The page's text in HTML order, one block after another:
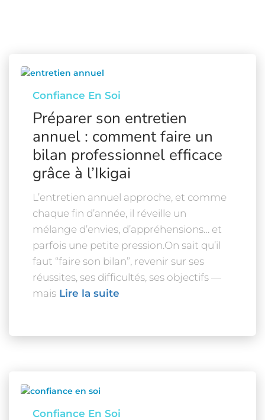
Confiance En Soi
Préparer son entretien
annuel : comment faire un
bilan professionnel efficace
grâce à l’Ikigai
L’entretien annuel approche, et comme
chaque fin d’année, il réveille un
mélange d’envies, d’appréhensions… et
parfois une petite pression.On sait qu’il
faut “faire son bilan”, revenir sur ses
réussites, ses difficultés, ses objectifs —
mais Lire la suite
Confiance En Soi